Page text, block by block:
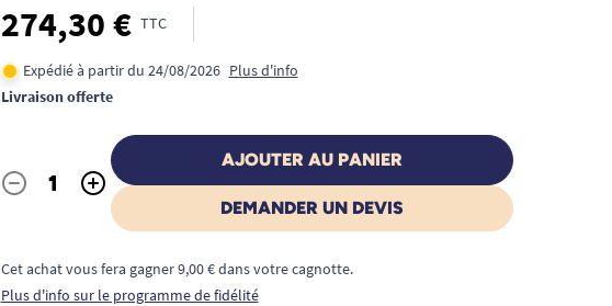
274,30 € TTC
Expédié à partir du 24/08/2026 Plus d'info
Livraison offerte
Quantité
- +
AJOUTER AU PANIER
DEMANDER UN DEVIS
Cet achat vous fera gagner 9,00 € dans votre cagnotte.
Plus d'info sur le programme de fidélité